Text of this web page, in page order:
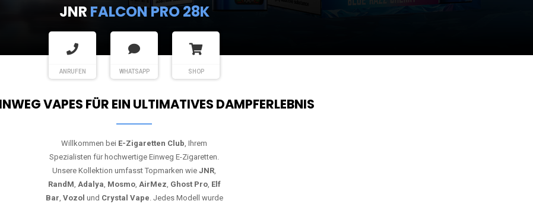
JNR FALCON PRO 28K
ANRUFEN WHATSAPP SHOP
VAPES FÜR EIN ULTIMATIVES DAMPFERLEBNIS
Willkommen bei E-Zigaretten Club, Ihrem
Spezialisten für hochwertige Einweg E-Zigaretten.
Unsere Kollektion umfasst Topmarken wie JNR,
RandM, Adalya, Mosmo, AirMez, Ghost Pro, Elf
Bar, Vozol und Crystal Vape. Jedes Modell wurde